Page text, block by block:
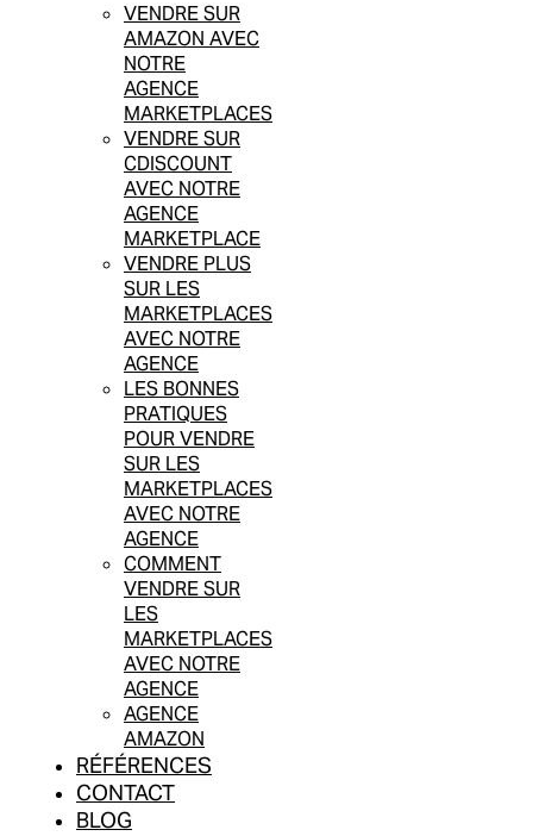
VENDRE SUR
AMAZON AVEC
NOTRE
AGENCE
MARKETPLACES
VENDRE SUR
CDISCOUNT
AVEC NOTRE
AGENCE
MARKETPLACE
VENDRE PLUS
SUR LES
MARKETPLACES
AVEC NOTRE
AGENCE
LES BONNES
PRATIQUES
POUR VENDRE
SUR LES
MARKETPLACES
AVEC NOTRE
AGENCE
COMMENT
VENDRE SUR
LES
MARKETPLACES
AVEC NOTRE
AGENCE
AGENCE
AMAZON
RÉFÉRENCES
CONTACT
BLOG